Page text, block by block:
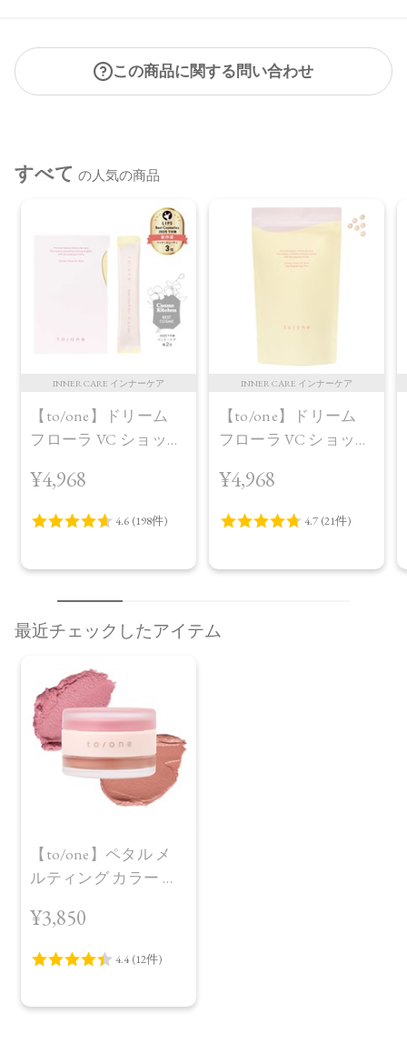
承ください。
※通常はご注文より１～３営業日での発送となります。
●パッケージはリニューアル等の理由により、写真と異なる場
●パッケージのリニューアル等の理由により、成分・処方が記
載と異なる場合がございます。
●予告なくパッケージ仕様が変更になる場合がございます。
この商品に関する問い合わせ
すべて の人気の商品
INNER CARE インナーケア
【to/one】ドリーム
フローラ VC ショット
¥4,968
INNER CARE インナーケア
【to/one】ドリーム
フローラ VC ショット
プラス＜限定品＞
¥4,968
最近チェックしたアイテム
【to/one】ペタル メ
ルティング カラー ポ
＜限定品＞＜2026
Summer Collection＞
¥3,850